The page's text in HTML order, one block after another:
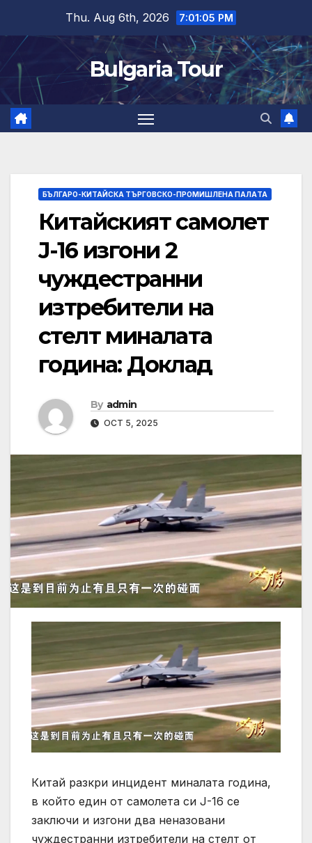
content
Thu. Aug 6th, 2026 7:01:06 PM
Bulgaria Tour
БЪЛГАРО-КИТАЙСКА ТЪРГОВСКО-ПРОМИШЛЕНА ПАЛAТА
Китайският самолет
J-16 изгони 2
чуждестранни
изтребители на
стелт миналата
година: Доклад
By admin
OCT 5, 2025
Китай разкри инцидент миналата година,
в който един от самолета си J-16 се
заключи и изгони два неназовани
чуждестранни изтребители на стелт от